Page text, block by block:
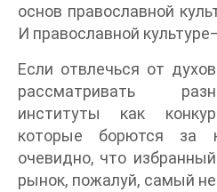
основ православной
И православной
Если отвлечься от
рассматривать
институты как
которые борются за
очевидно, что
рынок, пожалуй, самый